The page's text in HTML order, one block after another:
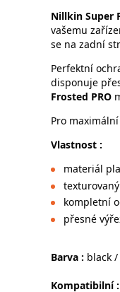
Nillkin Super
vašemu
se na zadní
Perfektní
disponuje
Frosted PRO
Pro
Vlastnost :
materiál
kompletní
přesné
Barva : black
Kompatibilní :